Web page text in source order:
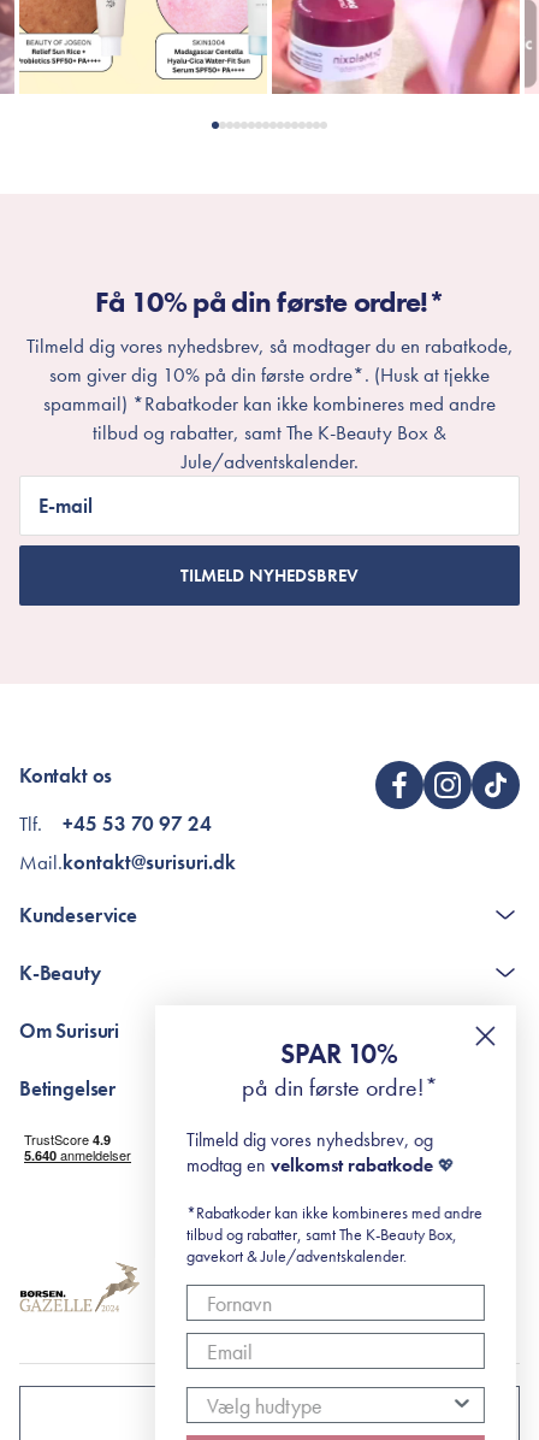
Få 10% på din første ordre!*
Tilmeld dig vores nyhedsbrev, så modtager du en rabatkode,
som giver dig 10% på din første ordre*. (Husk at tjekke
spammail) *Rabatkoder kan ikke kombineres med andre
tilbud og rabatter, samt The K-Beauty Box &
Jule/adventskalender.
E-mail
TILMELD NYHEDSBREV
Kontakt os
Tlf.
Mail.
+45 53 70 97 24
kontakt@surisuri.dk
Kundeservice
The K-Beauty Box - spørgsmål og svar
RE-ZIP
K-Beauty
Retinol for begyndere
Om Surisuri
Black Friday
Betingelser
Levering og returnering
Handelsbetingelser
Abonnementsbetingelser
DANMARK
SPAR 10%
på din første ordre!*
Tilmeld dig vores nyhedsbrev, og
modtag en velkomst rabatkode 💖
*Rabatkoder kan ikke kombineres med andre
tilbud og rabatter, samt The K-Beauty Box,
gavekort & Jule/adventskalender.